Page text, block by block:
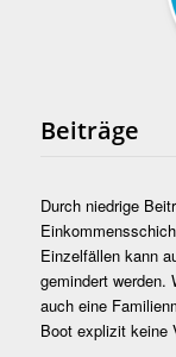
Beiträge
Durch niedrige
Einzelfällen kann
gemindert werden.
auch eine
Boot explizit keine